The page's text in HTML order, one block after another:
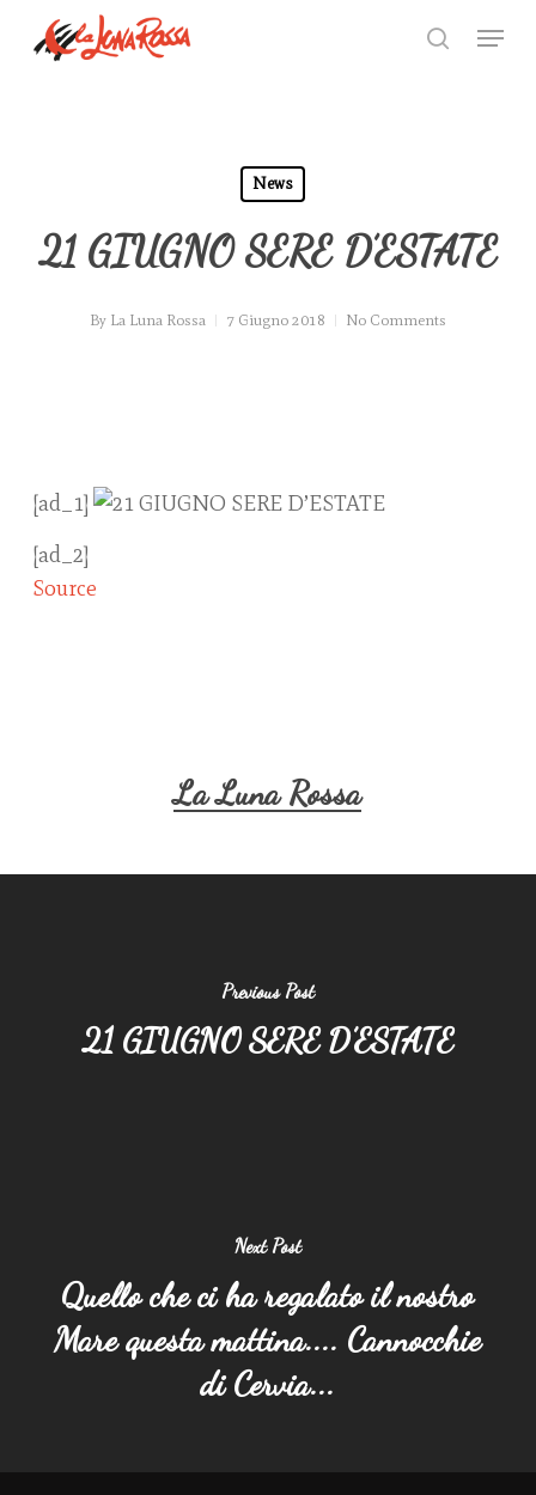
search
Menu
News
21 GIUGNO SERE D’ESTATE
By La Luna Rossa 7 Giugno 2018 No Comments
[ad_1]
[ad_2]
Source
La Luna Rossa
Previous Post
21 GIUGNO SERE D’ESTATE
Next Post
Quello che ci ha regalato il nostro
Mare questa mattina.... Cannocchie
di Cervia...